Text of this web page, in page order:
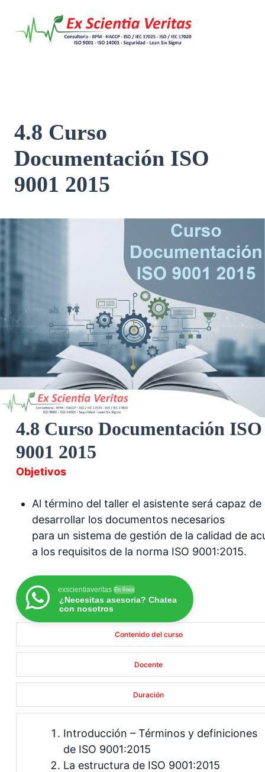
contenido
4.8 Curso
Documentación ISO
9001 2015
4.8 Curso Documentación ISO
9001 2015
Objetivos
Al término del taller el asistente será capaz de
desarrollar los documentos necesarios
para un sistema de gestión de la calidad de
a los requisitos de la norma ISO 9001:2015.
exscientiaveritas En línea
¿Necesitas asesoria? Chatea
con nosotros
Contenido del curso
Docente
Duración
Introducción – Términos y definiciones
de ISO 9001:2015
La estructura de ISO 9001:2015